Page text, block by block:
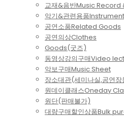
교재&음반Music Record
악기&관련용품
공연소품Related Goods
공연의상Clothes
Goods(굿즈)
동영상강의구매Video
악보구매Music Sheet
장소대관(세미나실,공연장
원데이클래스Oneday
원단(판매불가)
대량구매할인상품Bulk